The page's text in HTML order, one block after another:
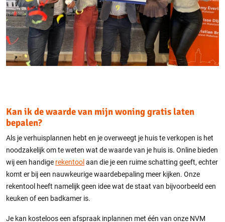
Kan ik de waarde van mijn woning gratis laten
bepalen?
Als je verhuisplannen hebt en je overweegt je huis te verkopen is het
noodzakelijk om te weten wat de waarde van je huis is. Online bieden
wij een handige rekentool aan die je een ruime schatting geeft, echter
komt er bij een nauwkeurige waardebepaling meer kijken. Onze
rekentool heeft namelijk geen idee wat de staat van bijvoorbeeld een
keuken of een badkamer is.
Je kan kosteloos een afspraak inplannen met één van onze NVM